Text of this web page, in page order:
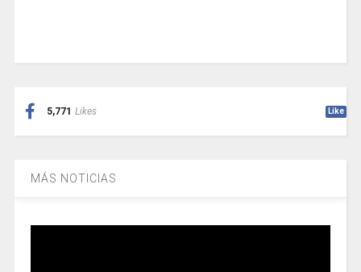
5,771 Likes Like
MÁS NOTICIAS